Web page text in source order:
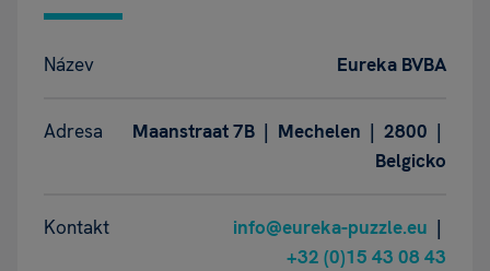
Název Eureka BVBA
Adresa
Maanstraat 7B | Mechelen | 2800 |
Belgicko
Kontakt info@eureka-puzzle.eu |
+32 (0)15 43 08 43